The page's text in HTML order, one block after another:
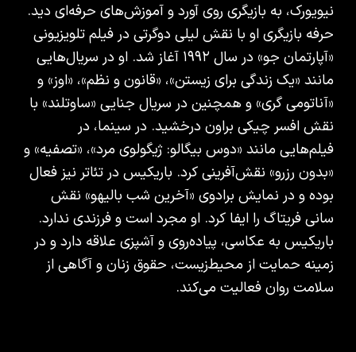
نیویورک، به بازیگری روی آورد و آموزش‌های حرفه‌ای دید.
حرفه بازیگری او با نقش لیلی دوگرتی در فیلم تلویزیونی
«آپارتمان جو» در سال ۱۹۹۲ آغاز شد. او در سریال‌هایی
مانند «یک زندگی برای زیستن»، «قانون و نظم»، «اوز» و
«آناتومی گری» و همچنین در سریال جنایی «ساوتلند» با
نقش افسر چیکی براون درخشید. در سینما، در
فیلم‌هایی مانند «دوس بیگالو: ژیگولوی مرد»، «تصفیه» و
«بدون رزرو» نقش‌آفرینی کرد. باریکیس در تئاتر نیز فعال
بوده و در نمایش برادوی «آخرین شب بالیهو» نقش
سانی فریتاگ را ایفا کرد. او مجرد است و فرزندی ندارد.
باریکیس به عکاسی، پیاده‌روی و آشپزی علاقه دارد و در
زمینه حمایت از محیط‌زیست، حقوق زنان و آگاهی از
سلامت روان فعالیت می‌کند.